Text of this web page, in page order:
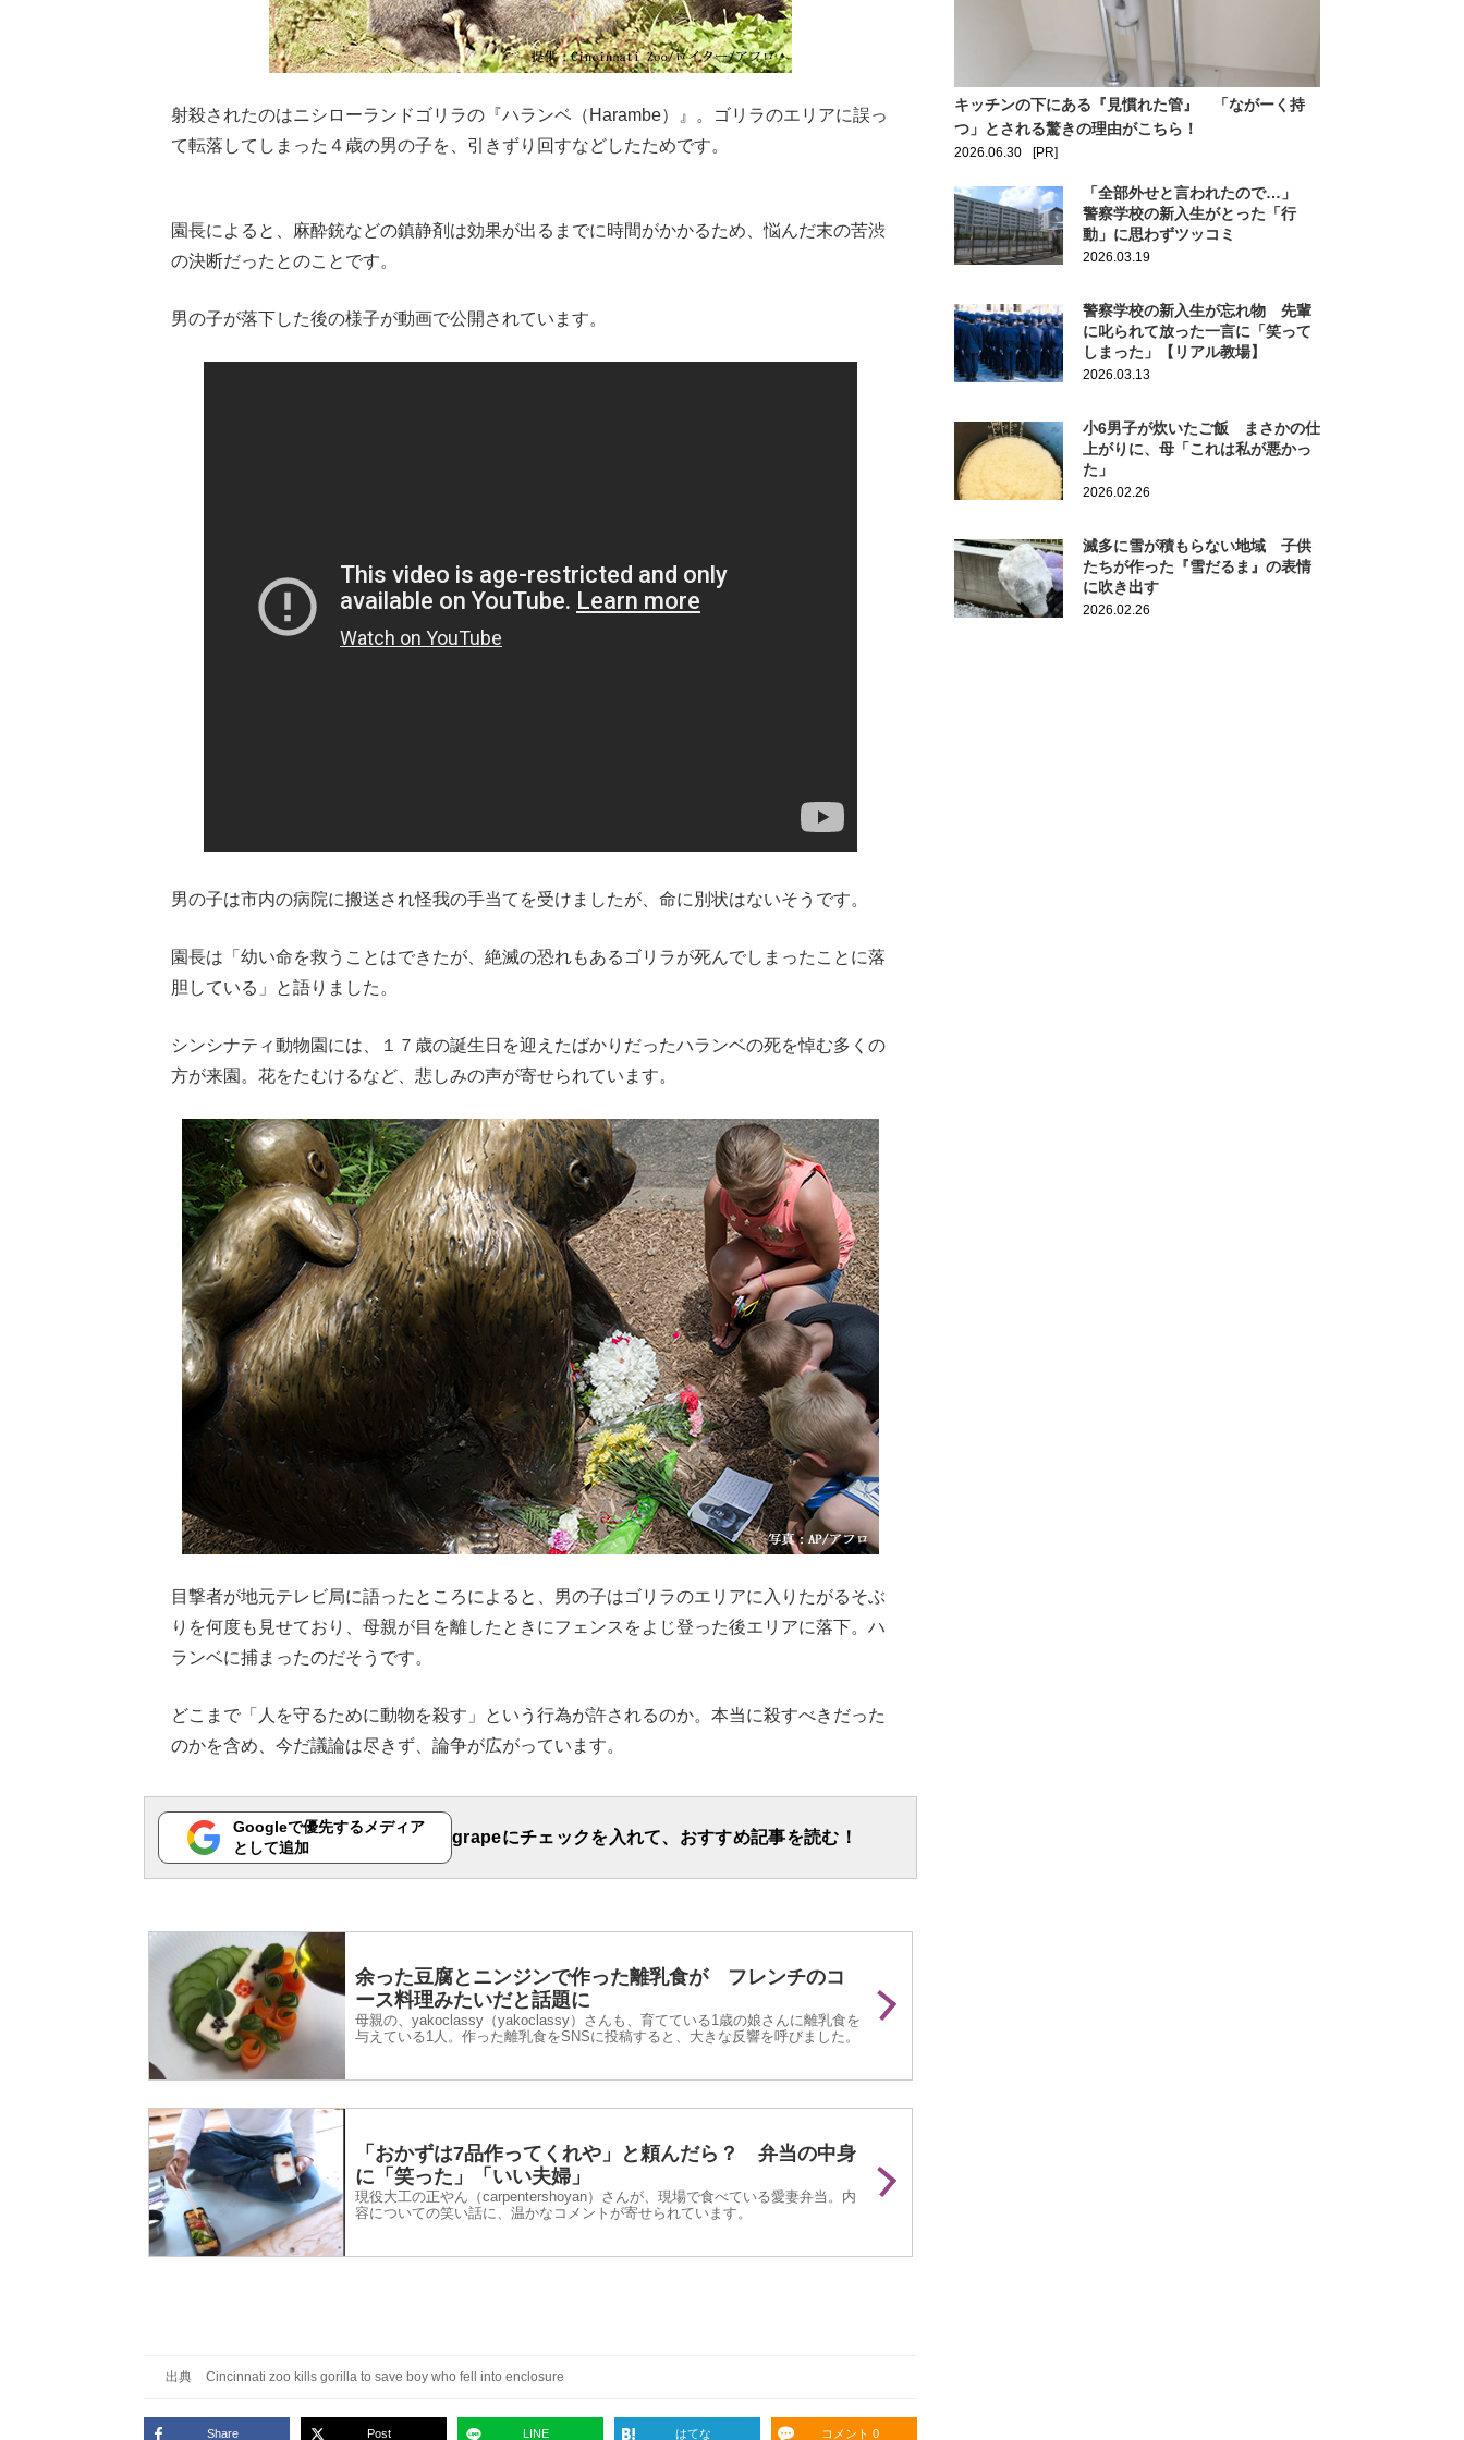
射殺されたのはニシローランドゴリラの『ハランベ（Harambe）』。ゴリラのエリアに誤っ
て転落してしまった４歳の男の子を、引きずり回すなどしたためです。
Unmute
園長によると、麻酔銃などの鎮静剤は効果が出るまでに時間がかかるため、悩んだ末の苦渋
の決断だったとのことです。
男の子が落下した後の様子が動画で公開されています。
男の子は市内の病院に搬送され怪我の手当てを受けましたが、命に別状はないそうです。
園長は「幼い命を救うことはできたが、絶滅の恐れもあるゴリラが死んでしまったことに落
胆している」と語りました。
シンシナティ動物園には、１７歳の誕生日を迎えたばかりだったハランベの死を悼む多くの
方が来園。花をたむけるなど、悲しみの声が寄せられています。
目撃者が地元テレビ局に語ったところによると、男の子はゴリラのエリアに入りたがるそぶ
りを何度も見せており、母親が目を離したときにフェンスをよじ登った後エリアに落下。ハ
ランベに捕まったのだそうです。
どこまで「人を守るために動物を殺す」という行為が許されるのか。本当に殺すべきだった
のかを含め、今だ議論は尽きず、論争が広がっています。
Googleで優先するメディア
として追加
grapeにチェックを入れて、おすすめ記事を読む！
余った豆腐とニンジンで作った離乳食が フレンチのコ
ース料理みたいだと話題に
母親の、yakoclassy（yakoclassy）さんも、育てている1歳の娘さんに離乳食を
与えている1人。作った離乳食をSNSに投稿すると、大きな反響を呼びました。
「おかずは7品作ってくれや」と頼んだら？ 弁当の中身
に「笑った」「いい夫婦」
現役大工の正やん（carpentershoyan）さんが、現場で食べている愛妻弁当。内
容についての笑い話に、温かなコメントが寄せられています。
出典 Cincinnati zoo kills gorilla to save boy who fell into enclosure
Share Post LINE はてな コメント 0
キッチンの下にある『見慣れた管』 「ながーく持
つ」とされる驚きの理由がこちら！
2026.06.30 [PR]
「全部外せと言われたので…」
警察学校の新入生がとった「行
動」に思わずツッコミ
2026.03.19
警察学校の新入生が忘れ物 先輩
に叱られて放った一言に「笑って
しまった」【リアル教場】
2026.03.13
小6男子が炊いたご飯 まさかの仕
上がりに、母「これは私が悪かっ
た」
2026.02.26
滅多に雪が積もらない地域 子供
たちが作った『雪だるま』の表情
に吹き出す
2026.02.26